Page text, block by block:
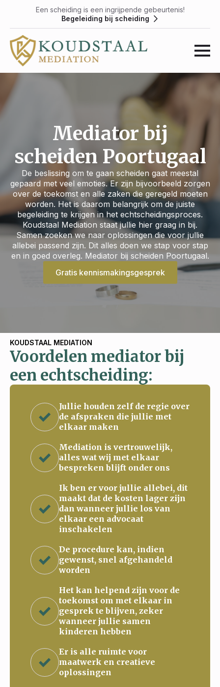
Een scheiding is een ingrijpende gebeurtenis!
Begeleiding bij scheiding
Mediator bij
scheiden Poortugaal
De beslissing om te gaan scheiden gaat meestal
gepaard met veel emoties. Er zijn bijvoorbeeld zorgen
over de toekomst en alle zaken die geregeld moeten
worden. Het is daarom belangrijk om de juiste
begeleiding te krijgen in het echtscheidingsproces.
Koudstaal Mediation staat jullie hier graag in bij.
Samen zoeken we naar oplossingen die voor jullie
allebei passend zijn. Dit alles doen we stap voor stap
en in goed overleg. Mediator bij scheiden Poortugaal.
Gratis kennismakingsgesprek
KOUDSTAAL MEDIATION
Voordelen mediator bij
een echtscheiding:
Jullie houden zelf de regie over
de afspraken die jullie met
elkaar maken
Mediation is vertrouwelijk,
alles wat wij met elkaar
bespreken blijft onder ons
Ik ben er voor jullie allebei, dit
maakt dat de kosten lager zijn
dan wanneer jullie los van
elkaar een advocaat
inschakelen
De procedure kan, indien
gewenst, snel afgehandeld
worden
Het kan helpend zijn voor de
toekomst om met elkaar in
gesprek te blijven, zeker
wanneer jullie samen
kinderen hebben
Er is alle ruimte voor
maatwerk en creatieve
oplossingen